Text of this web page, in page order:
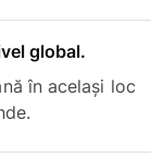
global.
în același loc